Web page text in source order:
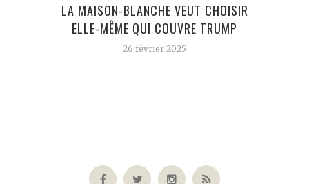
LA MAISON-BLANCHE VEUT CHOISIR
ELLE-MÊME QUI COUVRE TRUMP
26 février 2025